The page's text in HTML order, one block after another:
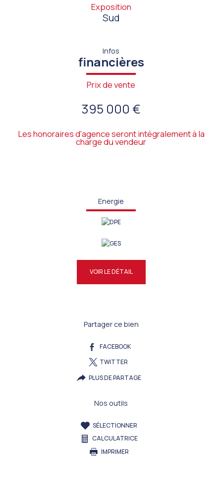
Exposition
Sud
Infos
financières
Prix de vente
395 000 €
Les honoraires d'agence seront intégralement à la
charge du vendeur
Energie
VOIR LE DÉTAIL
Partager ce bien
FACEBOOK
TWITTER
PLUS DE PARTAGE
Nos outils
SÉLECTIONNER
CALCULATRICE
IMPRIMER